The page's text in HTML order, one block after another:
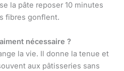
la pâte reposer 10 minutes
fibres gonflent.
nécessaire ?
la vie. Il donne la tenue et
aux pâtisseries sans